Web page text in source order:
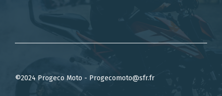
©2024 Progeco Moto - Progecomoto@sfr.fr